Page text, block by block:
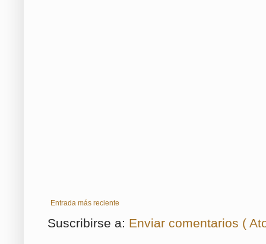
Entrada más reciente
Suscribirse a: Enviar comentarios (